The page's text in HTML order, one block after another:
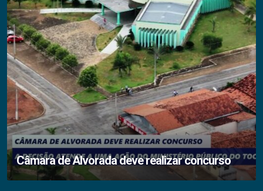
Câmara de Alvorada deve realizar concurso